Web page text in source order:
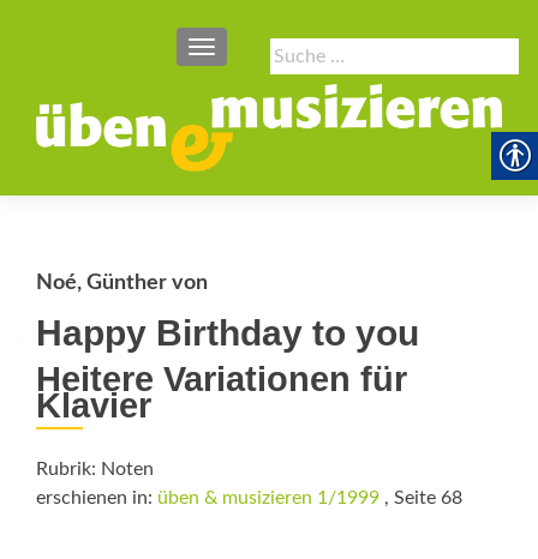
Suche
nach:
SCHALTE NAVIGATION
Noé, Günther von
Happy Birthday to you
Heitere Variationen für
Klavier
Rubrik: Noten
erschienen in: üben & musizieren 1/1999 , Seite 68